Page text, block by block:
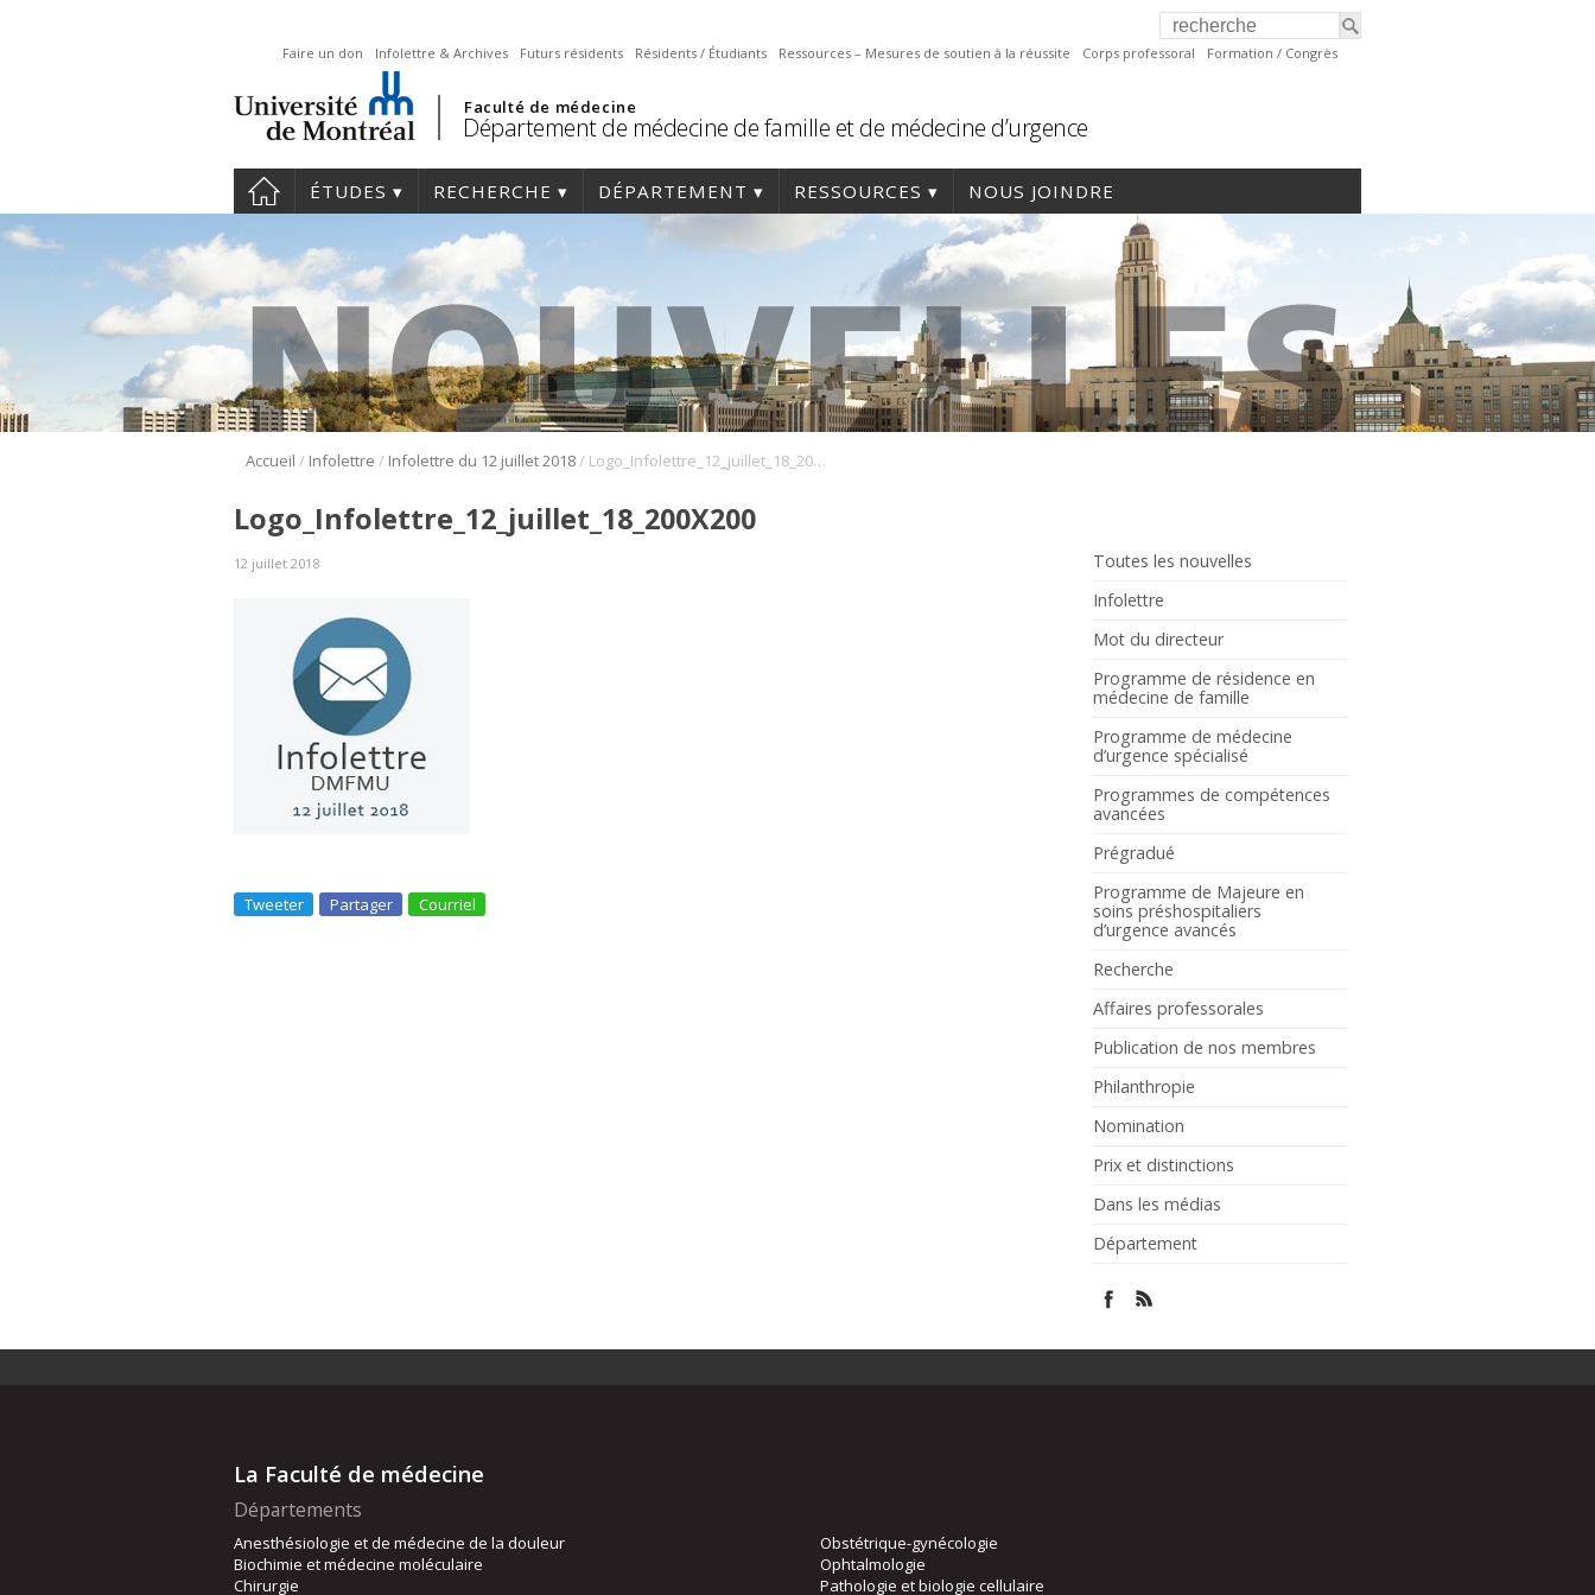
Faire un don Infolettre & Archives Futurs résidents Résidents / Étudiants Ressources – Mesures de soutien à la réussite Corps professoral Formation / Congrès
Faculté de médecine
Département de médecine de famille et de médecine d’urgence
ÉTUDES RECHERCHE DÉPARTEMENT RESSOURCES NOUS JOINDRE
Accueil / Infolettre / Infolettre du 12 juillet 2018/ Logo_Infolettre_12_juillet_18_200X200
Toutes les nouvelles
Infolettre
Mot du directeur
Programme de résidence en
médecine de famille
Programme de médecine
d’urgence spécialisé
Programmes de compétences
avancées
Prégradué
Programme de Majeure en
soins préshospitaliers
d’urgence avancés
Recherche
Affaires professorales
Publication de nos membres
Philanthropie
Nomination
Prix et distinctions
Dans les médias
Département
Logo_Infolettre_12_juillet_18_200X200
12 juillet 2018
Tweeter Partager Courriel
La Faculté de médecine
Départements
Anesthésiologie et de médecine de la douleur
Biochimie et médecine moléculaire
Chirurgie
Obstétrique-gynécologie
Ophtalmologie
Pathologie et biologie cellulaire